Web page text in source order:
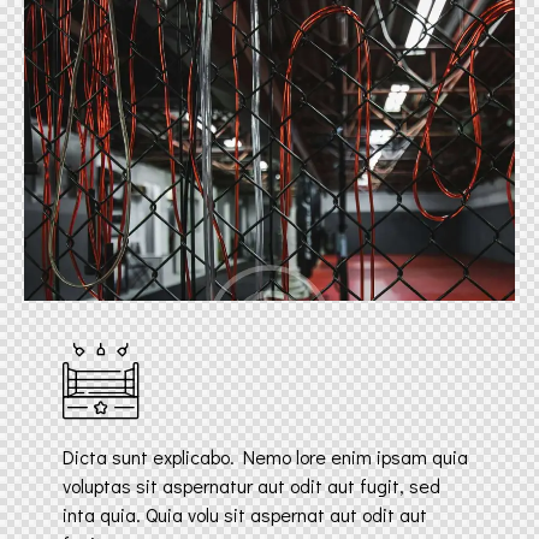
Dicta sunt explicabo. Nemo lore enim ipsam quia
voluptas sit aspernatur aut odit aut fugit, sed
inta quia. Quia volu sit aspernat aut odit aut